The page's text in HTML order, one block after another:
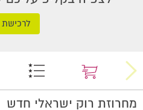
לרכישת
מחרוזת רוק ישראלי חדש